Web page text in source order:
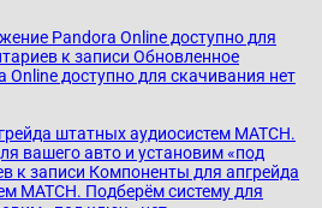
Pandora Online доступно для
к записи Обновленное
Online доступно для скачивания нет
штатных аудиосистем MATCH.
вашего авто и установим «под
к записи Компоненты для апгрейда
MATCH. Подберём систему для